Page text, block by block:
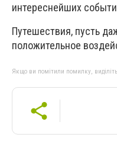
интереснейших
Путешествия, пусть
положительное
Якщо ви помітили помилку,